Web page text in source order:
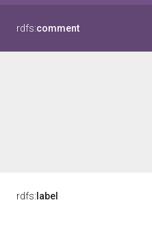
rdfs:comment
rdfs: label